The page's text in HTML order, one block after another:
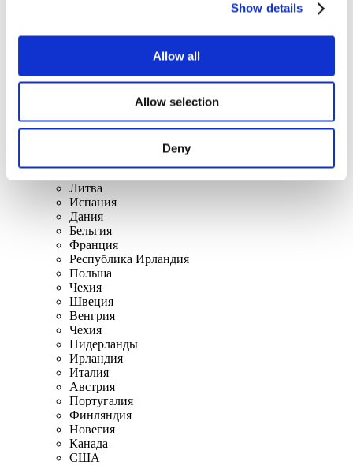
Show details
Allow all
Allow selection
Deny
По странам
Все страны
Литва
Испания
Дания
Бельгия
Франция
Республика Ирландия
Польша
Чехия
Швеция
Венгрия
Чехия
Нидерланды
Ирландия
Италия
Австрия
Португалия
Финляндия
Новегия
Канада
США